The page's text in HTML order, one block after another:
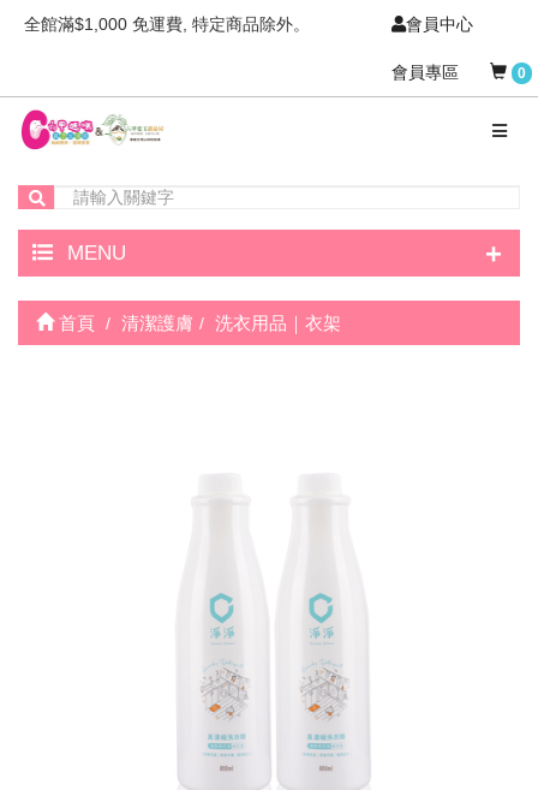
全館滿$1,000 免運費, 特定商品除外。 會員中心
會員專區 0
MENU +
首頁 清潔護膚 洗衣用品｜衣架